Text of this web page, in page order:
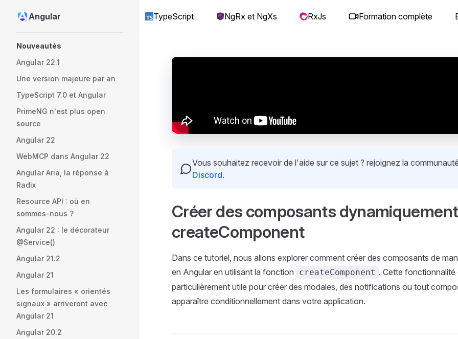
Skip to content
Angular TypeScript NgRx et NgXs RxJs Formation complète
Nouveautés
Angular 22.1
Une version majeure par an
TypeScript 7.0 et Angular
PrimeNG n'est plus open
source
Angular 22
WebMCP dans Angular 22
Angular Aria, la réponse à
Radix
Resource API : où en
sommes-nous ?
Angular 22 : le décorateur
@Service()
Angular 21.2
Angular 21
Les formulaires « orientés
signaux » arriveront avec
Angular 21
Angular 20.2
Vous souhaitez recevoir de l'aide sur ce sujet ? rejoignez la
Discord.
Créer des composants
createComponent
Dans ce tutoriel, nous allons explorer comment créer des composants de
en Angular en utilisant la fonction
createComponent . Cette fonctionnalité
particulièrement utile pour créer des modales, des notifications ou tout
apparaître conditionnellement dans votre application.